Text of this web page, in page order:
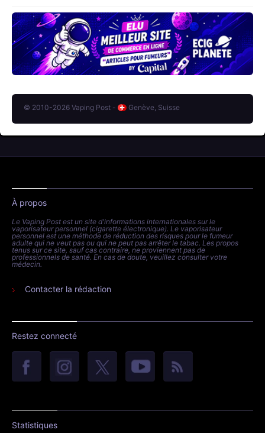
© 2010-2026 Vaping Post - Genève, Suisse
À propos
Le Vaping Post est un site d'informations internationales sur le
vaporisateur personnel (cigarette électronique). Le vaporisateur
personnel est une méthode de réduction des risques pour le fumeur
adulte qui ne veut pas ou qui ne peut pas arrêter le tabac. Les propos
tenus sur ce site, sauf cas contraire, ne proviennent pas de
professionnels de santé. En cas de doute, veuillez consulter votre
médecin.
Contacter la rédaction
Restez connecté
Statistiques